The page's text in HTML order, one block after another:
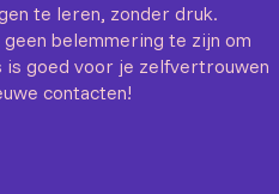
te leren, zonder druk.
belemmering te zijn om
is goed voor je zelfvertrouwen
contacten!